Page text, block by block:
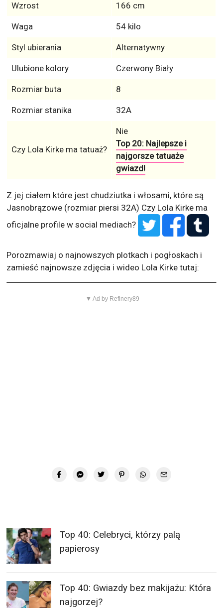
Wzrost 166 cm
Waga 54 kilo
Styl ubierania Alternatywny
Ulubione kolory Czerwony Biały
Rozmiar buta 8
Rozmiar stanika 32A
Czy Lola Kirke ma tatuaż?
Nie
Top 20: Najlepsze i
najgorsze tatuaże
gwiazd!
Z jej ciałem które jest chudziutka i włosami, które są
Jasnobrązowe (rozmiar piersi 32A) Czy Lola Kirke ma
oficjalne profile w social mediach?
Porozmawiaj o najnowszych plotkach i pogłoskach i
zamieść najnowsze zdjęcia i wideo Lola Kirke tutaj:
▼ Ad by Refinery89
Top 40: Celebryci, którzy palą
papierosy
Top 40: Gwiazdy bez makijażu: Która
najgorzej?